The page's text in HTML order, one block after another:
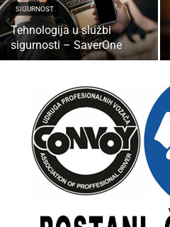
SIGURNOST
Tehnologija u službi
sigurnosti – SaverOne